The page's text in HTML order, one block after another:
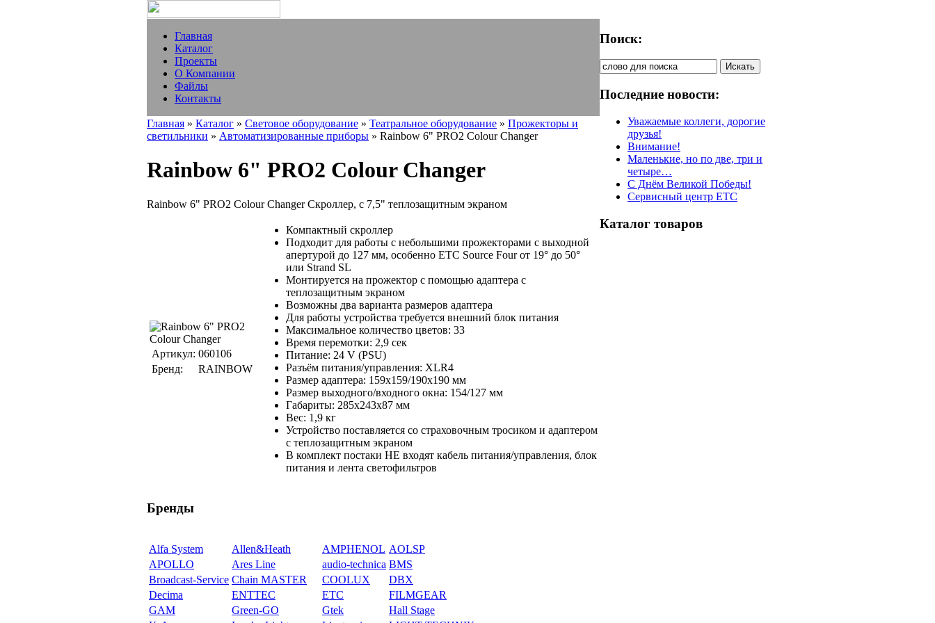
Главная
Каталог
Проекты
О Компании
Файлы
Контакты
Главная » Каталог » Световое оборудование » Театральное оборудование » Прожекторы и
светильники » Автоматизированные приборы » Rainbow 6" PRO2 Colour Changer
Rainbow 6" PRO2 Colour Changer
Rainbow 6" PRO2 Colour Changer Скроллер, с 7,5" теплозащитным экраном
Артикул: 060106
Бренд:
RAINBOW
Компактный скроллер
Подходит для работы с небольшими прожекторами с выходной
апертурой до 127 мм, особенно ETC Source Four от 19° до 50°
или Strand SL
Монтируется на прожектор с помощью адаптера с
теплозащитным экраном
Возможны два варианта размеров адаптера
Для работы устройства требуется внешний блок питания
Максимальное количество цветов: 33
Время перемотки: 2,9 сек
Питание: 24 V (PSU)
Разъём питания/управления: XLR4
Размер адаптера: 159x159/190x190 мм
Размер выходного/входного окна: 154/127 мм
Габариты: 285x243x87 мм
Вес: 1,9 кг
Устройство поставляется со страховочным тросиком и адаптером
с теплозащитным экраном
В комплект постаки НЕ входят кабель питания/управления, блок
питания и лента светофильтров
Бренды
Alfa System Allen&Heath AMPHENOL AOLSP
APOLLO
Ares Line audio-technica BMS
Broadcast-Service Chain MASTER COOLUX
DBX
Decima
ENTTEC ETC
FILMGEAR
GAM
Green-GO Gtek
Hall Stage
Поиск:
Последние новости:
Уважаемые коллеги, дорогие
друзья!
Внимание!
Маленькие, но по две, три и
четыре…
С Днём Великой Победы!
Сервисный центр ETC
Каталог товаров